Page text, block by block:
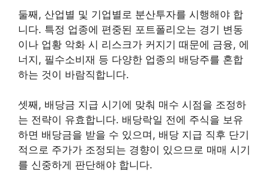
둘째, 산업별 및 기업별로 분산투자를 시행해야 합
니다. 특정 업종에 편중된 포트폴리오는 경기 변동
이나 업황 악화 시 리스크가 커지기 때문에 금융, 에
너지, 필수소비재 등 다양한 업종의 배당주를 혼합
하는 것이 바람직합니다.
셋째, 배당금 지급 시기에 맞춰 매수 시점을 조정하
는 전략이 유효합니다. 배당락일 전에 주식을 보유
하면 배당금을 받을 수 있으며, 배당 지급 직후 단기
적으로 주가가 조정되는 경향이 있으므로 매매 시기
를 신중하게 판단해야 합니다.